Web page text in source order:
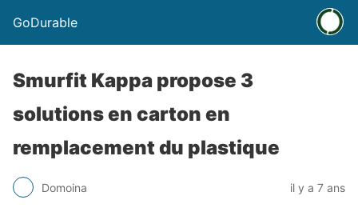
GoDurable
Smurfit Kappa propose 3
solutions en carton en
remplacement du plastique
Domoina il y a 7 ans